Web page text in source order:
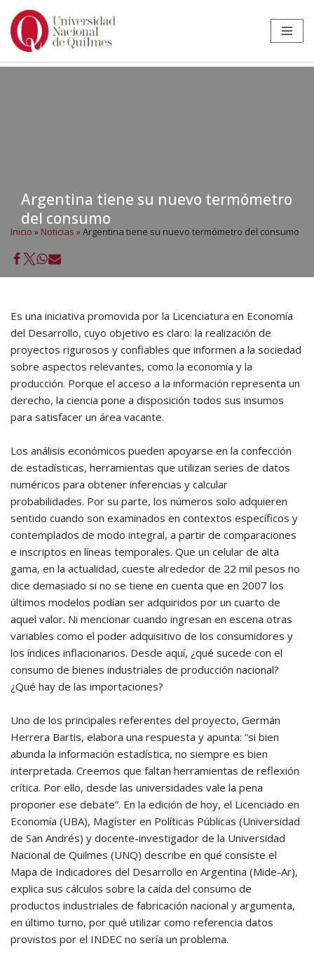
Ir
Argentina tiene su nuevo termómetro
del consumo
Inicio » Noticias »Argentina tiene su nuevo termómetro del consumo
Es una iniciativa promovida por la Licenciatura en Economía
del Desarrollo, cuyo objetivo es claro: la realización de
proyectos rigurosos y confiables que informen a la sociedad
sobre aspectos relevantes, como la economía y la
producción. Porque el acceso a la información representa un
derecho, la ciencia pone a disposición todos sus insumos
para satisfacer un área vacante.
Los análisis económicos pueden apoyarse en la confección
de estadísticas, herramientas que utilizan series de datos
numéricos para obtener inferencias y calcular
probabilidades. Por su parte, los números solo adquieren
sentido cuando son examinados en contextos específicos y
contemplados de modo integral, a partir de comparaciones
e inscriptos en líneas temporales. Que un celular de alta
gama, en la actualidad, cueste alrededor de 22 mil pesos no
dice demasiado si no se tiene en cuenta que en 2007 los
últimos modelos podían ser adquiridos por un cuarto de
aquel valor. Ni mencionar cuando ingresan en escena otras
variables como el poder adquisitivo de los consumidores y
los índices inflacionarios. Desde aquí, ¿qué sucede con el
consumo de bienes industriales de producción nacional?
¿Qué hay de las importaciones?
Uno de los principales referentes del proyecto, Germán
Herrera Bartis, elabora una respuesta y apunta: “si bien
abunda la información estadística, no siempre es bien
interpretada. Creemos que faltan herramientas de reflexión
crítica. Por ello, desde las universidades vale la pena
proponer ese debate”. En la edición de hoy, el Licenciado en
Economía (UBA), Magíster en Políticas Públicas (Universidad
de San Andrés) y docente-investigador de la Universidad
Nacional de Quilmes (UNQ) describe en qué consiste el
Mapa de Indicadores del Desarrollo en Argentina (Mide-Ar),
explica sus cálculos sobre la caída del consumo de
productos industriales de fabricación nacional y argumenta,
en último turno, por qué utilizar como referencia datos
provistos por el INDEC no sería un problema.